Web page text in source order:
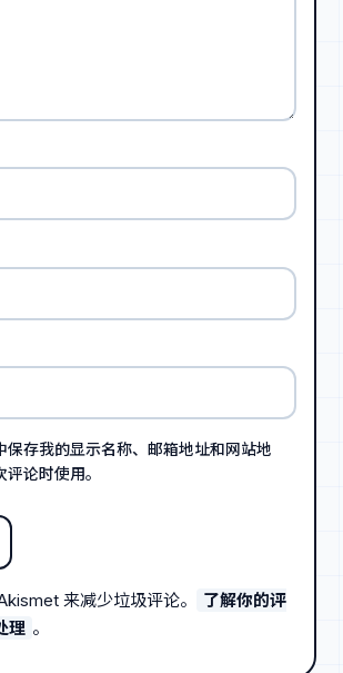
保存我的显示名称、邮箱地址和网站地
论时使用。
来减少垃圾评论。
了解你的评
理 。